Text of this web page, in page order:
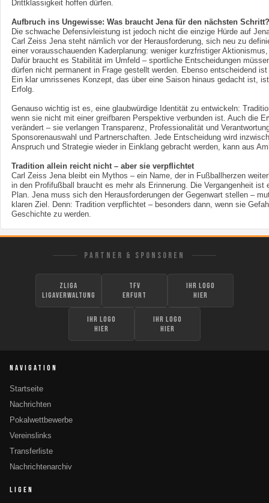
Drittklassigkeit hoffen dürfen.
Aufbruch ins Ungewisse: Was braucht Jena für den nächsten Schritt?
Die schwache Defensivleistung ist jedoch nicht die einzige Hürde auf
Carl Zeiss Jena steht nämlich vor der Herausforderung, sich neu zu
einer vorausschauenden Kaderplanung: weniger kurzfristiger
Dafür braucht es Stabilität im Umfeld – sportliche Entscheidungen
dürfen nicht permanent in Frage gestellt werden. Ebenso entscheidend
Ein klar umrissenes Konzept, das über eine Saison hinaus gedacht ist,
Erfolg.
Genauso wichtig ist es, eine glaubwürdige Identität zu entwickeln:
wenn sie nicht mit einer greifbaren Perspektive verbunden ist. Auch die
verändert – sie verlangen Transparenz, Professionalität und
Sponsorenauswahl und Partnerschaften. Jede Entscheidung wird
Anspruch und Strategie wieder in Einklang gebracht werden, kann aus
Tradition allein reicht nicht – aber sie verpflichtet
Carl Zeiss Jena bleibt ein Mythos – ein Name, der in Fußballherzen
in den Profifußball braucht es mehr als Erinnerung. Die Vergangenheit
Plan. Jena muss sich den Herausforderungen der Gegenwart stellen –
klaren Ziel. Denn: Tradition verpflichtet – besonders dann, wenn sie
Geschichte zu werden.
PARTNER & SPONSOREN
zLiga
Ligaverwaltung
TFV
Erfurt
Ihr Logo
hier
Ihr Logo
hier
Ihr Logo
hier
NAVIGATION
Startseite
Nachrichten
Pokalwettbewerbe
Vereinslinks
Transferliste
Nachrichtenarchiv
LIGEN